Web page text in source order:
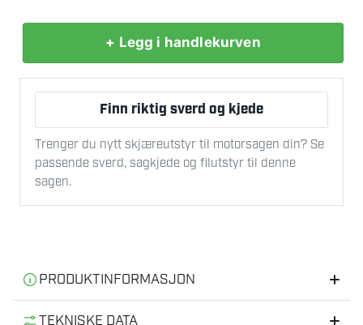
BACKPACK
ENHET
antall
+ Legg i handlekurven
Finn riktig sverd og kjede
Trenger du nytt skjæreutstyr til motorsagen din? Se
passende sverd, sagkjede og filutstyr til denne
sagen.
PRODUKTINFORMASJON
TEKNISKE DATA